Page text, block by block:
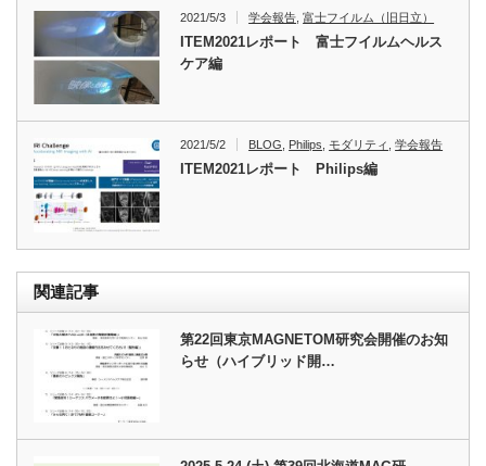
2021/5/3 学会報告 ,富士フイルム（旧日立）
ITEM2021レポート 富士フイルムヘルス
ケア編
2021/5/2 BLOG Philips ,モダリティ ,学会報告
ITEM2021レポート Philips編
関連記事
第22回東京MAGNETOM研究会開催のお知
らせ（ハイブリッド開…